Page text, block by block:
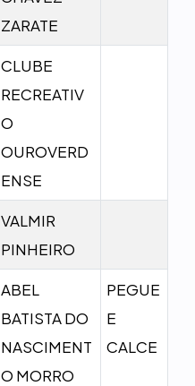
ZARATE
CLUBE
RECREATIV
O
OUROVERD
ENSE
VALMIR
PINHEIRO
ABEL
BATISTA DO
NASCIMENT
O MORRO
PEGUE
E
CALCE